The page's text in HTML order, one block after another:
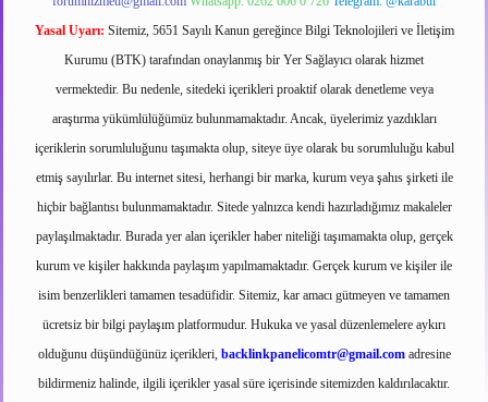
Yasal Uyarı: Sitemiz, 5651 Sayılı Kanun gereğince Bilgi Teknolojileri ve İletişim
Kurumu (BTK) tarafından onaylanmış bir Yer Sağlayıcı olarak hizmet
vermektedir. Bu nedenle, sitedeki içerikleri proaktif olarak denetleme veya
araştırma yükümlülüğümüz bulunmamaktadır. Ancak, üyelerimiz yazdıkları
içeriklerin sorumluluğunu taşımakta olup, siteye üye olarak bu sorumluluğu kabul
etmiş sayılırlar. Bu internet sitesi, herhangi bir marka, kurum veya şahıs şirketi ile
hiçbir bağlantısı bulunmamaktadır. Sitede yalnızca kendi hazırladığımız makaleler
paylaşılmaktadır. Burada yer alan içerikler haber niteliği taşımamakta olup, gerçek
kurum ve kişiler hakkında paylaşım yapılmamaktadır. Gerçek kurum ve kişiler ile
isim benzerlikleri tamamen tesadüfidir. Sitemiz, kar amacı gütmeyen ve tamamen
ücretsiz bir bilgi paylaşım platformudur. Hukuka ve yasal düzenlemelere aykırı
olduğunu düşündüğünüz içerikleri, backlinkpanelicomtr@gmail.comadresine
bildirmeniz halinde, ilgili içerikler yasal süre içerisinde sitemizden kaldırılacaktır.